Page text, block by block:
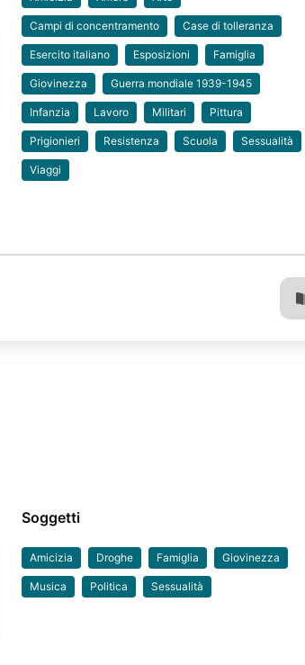
Campi di concentramento Case di tolleranza
Esercito italiano Esposizioni Famiglia
Giovinezza Guerra mondiale 1939-1945
Infanzia Lavoro Militari Pittura
Prigionieri Resistenza Scuola Sessualità
Viaggi
Soggetti
Amicizia Droghe Famiglia Giovinezza
Musica Politica Sessualità